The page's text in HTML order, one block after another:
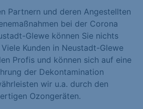
Partnern und deren Angestellten
bei der Corona
Glewe können Sie nichts
Kunden in Neustadt-Glewe
Profis und können sich auf eine
der Dekontamination
wir u.a. durch den
Ozongeräten.